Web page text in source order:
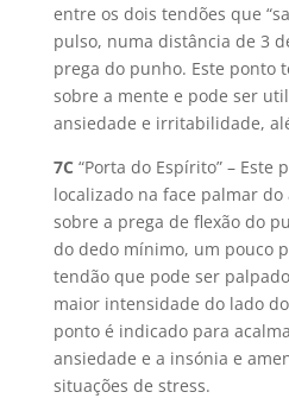
entre os dois tendões que
pulso, numa distância de 3
prega do punho. Este ponto
sobre a mente e pode ser
ansiedade e irritabilidade,
7C “Porta do Espírito” – Este
localizado na face palmar
sobre a prega de flexão do
do dedo mínimo, um pouco
tendão que pode ser
maior intensidade do lado
ponto é indicado para
ansiedade e a insónia e
situações de stress.